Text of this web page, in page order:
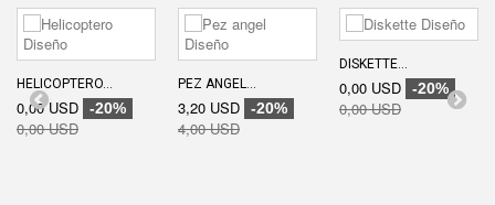
HELICOPTERO...
0,00 USD -20%
0,00 USD
PEZ ANGEL...
3,20 USD -20%
4,00 USD
DISKETTE...
0,00 USD -20%
0,00 USD